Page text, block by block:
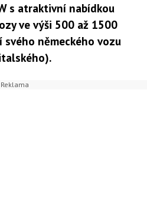
s atraktivní nabídkou
ve výši 500 až 1500
svého německého vozu